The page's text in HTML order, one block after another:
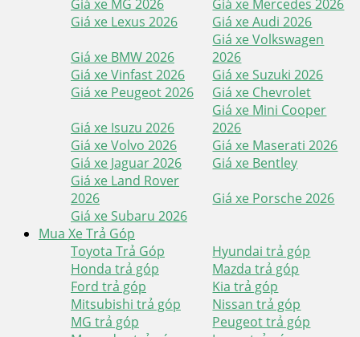
Giá xe MG 2026
Giá xe Mercedes 2026
Giá xe Lexus 2026
Giá xe Audi 2026
Giá xe BMW 2026
Giá xe Volkswagen
2026
Giá xe Vinfast 2026
Giá xe Suzuki 2026
Giá xe Peugeot 2026
Giá xe Chevrolet
Giá xe Isuzu 2026
Giá xe Mini Cooper
2026
Giá xe Volvo 2026
Giá xe Maserati 2026
Giá xe Jaguar 2026
Giá xe Bentley
Giá xe Land Rover
2026
Giá xe Porsche 2026
Giá xe Subaru 2026
Mua Xe Trả Góp
Toyota Trả Góp
Hyundai trả góp
Honda trả góp
Mazda trả góp
Ford trả góp
Kia trả góp
Mitsubishi trả góp
Nissan trả góp
MG trả góp
Peugeot trả góp